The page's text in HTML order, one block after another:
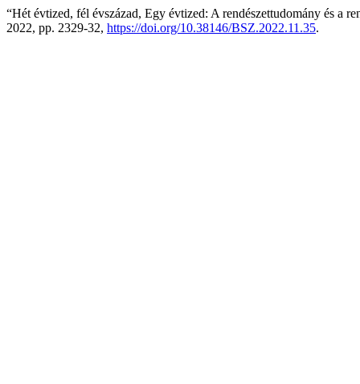
“Hét évtized, fél évszázad, Egy évtized: A rendészettudomány és a
2022, pp. 2329-32, https://doi.org/10.38146/BSZ.2022.11.35.